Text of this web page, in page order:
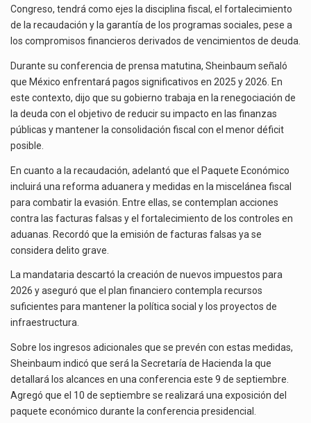
Congreso, tendrá como ejes la disciplina fiscal, el fortalecimiento
de la recaudación y la garantía de los programas sociales, pese a
los compromisos financieros derivados de vencimientos de deuda.
Durante su conferencia de prensa matutina, Sheinbaum señaló
que México enfrentará pagos significativos en 2025 y 2026. En
este contexto, dijo que su gobierno trabaja en la renegociación de
la deuda con el objetivo de reducir su impacto en las finanzas
públicas y mantener la consolidación fiscal con el menor déficit
posible.
En cuanto a la recaudación, adelantó que el Paquete Económico
incluirá una reforma aduanera y medidas en la miscelánea fiscal
para combatir la evasión. Entre ellas, se contemplan acciones
contra las facturas falsas y el fortalecimiento de los controles en
aduanas. Recordó que la emisión de facturas falsas ya se
considera delito grave.
La mandataria descartó la creación de nuevos impuestos para
2026 y aseguró que el plan financiero contempla recursos
suficientes para mantener la política social y los proyectos de
infraestructura.
Sobre los ingresos adicionales que se prevén con estas medidas,
Sheinbaum indicó que será la Secretaría de Hacienda la que
detallará los alcances en una conferencia este 9 de septiembre.
Agregó que el 10 de septiembre se realizará una exposición del
paquete económico durante la conferencia presidencial.